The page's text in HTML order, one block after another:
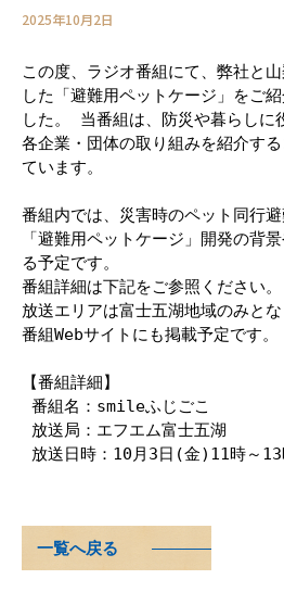
2025年10月2日
この度、ラジオ番組にて、弊社と
した「避難用ペットケージ」をご
した。 当番組は、防災や暮らしに
各企業・団体の取り組みを紹介す
ています。
番組内では、災害時のペット同行避
「避難用ペットケージ」開発の背
る予定です。
番組詳細は下記をご参照ください。
放送エリアは富士五湖地域のみと
番組Webサイトにも掲載予定です
【番組詳細】
番組名：smileふじごこ
放送局：エフエム富士五湖
放送日時：10月3日(金)11時～
一覧へ戻る